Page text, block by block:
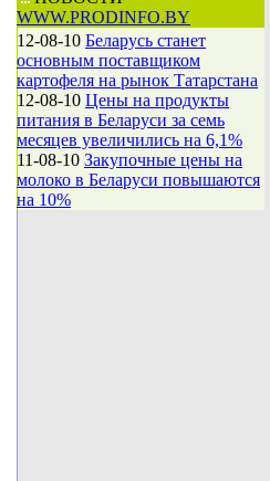
WWW.PRODINFO.BY
12-08-10 Беларусь станет
основным поставщиком
картофеля на рынок Татарстана
12-08-10 Цены на продукты
питания в Беларуси за семь
месяцев увеличились на 6,1%
11-08-10 Закупочные цены на
молоко в Беларуси повышаются
на 10%